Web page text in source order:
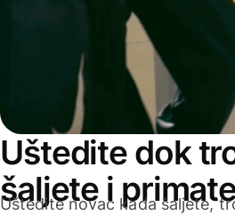
Uštedite dok
šaljete i
Uštedite novac kada šaljete,